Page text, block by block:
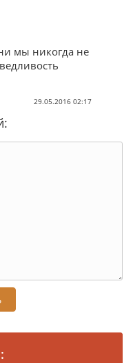
мы никогда не
29.05.2016 02:17